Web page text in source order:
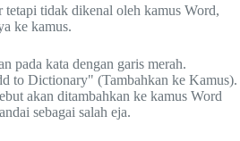
tetapi tidak dikenal oleh kamus Word,
ke kamus.
pada kata dengan garis merah.
to Dictionary" (Tambahkan ke Kamus).
akan ditambahkan ke kamus Word
sebagai salah eja.